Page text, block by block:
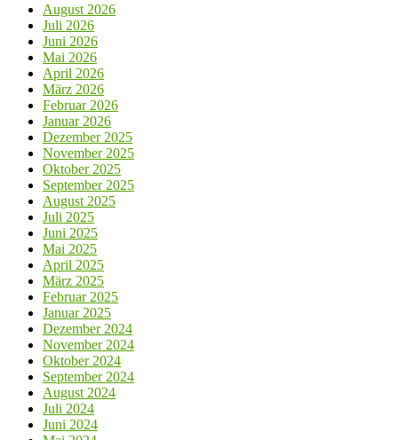
August 2026
Juli 2026
Juni 2026
Mai 2026
April 2026
März 2026
Februar 2026
Januar 2026
Dezember 2025
November 2025
Oktober 2025
September 2025
August 2025
Juli 2025
Juni 2025
Mai 2025
April 2025
März 2025
Februar 2025
Januar 2025
Dezember 2024
November 2024
Oktober 2024
September 2024
August 2024
Juli 2024
Juni 2024